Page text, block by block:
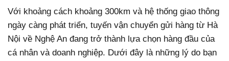
Với khoảng cách khoảng 300km và hệ thống giao thông
ngày càng phát triển, tuyến vận chuyển gửi hàng từ Hà
Nội về Nghệ An đang trở thành lựa chọn hàng đầu của
cá nhân và doanh nghiệp. Dưới đây là những lý do bạn